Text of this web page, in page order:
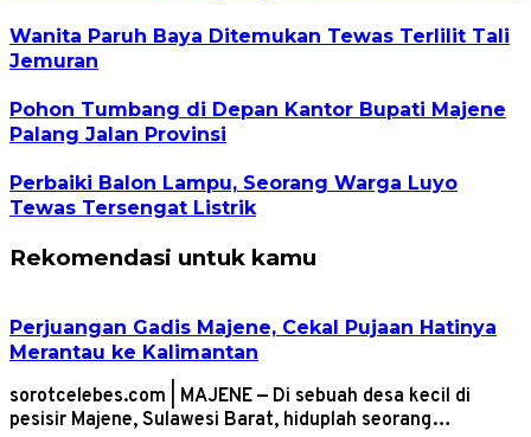
Wanita Paruh Baya Ditemukan Tewas Terlilit Tali
Jemuran
Pohon Tumbang di Depan Kantor Bupati Majene
Palang Jalan Provinsi
Perbaiki Balon Lampu, Seorang Warga Luyo
Tewas Tersengat Listrik
Rekomendasi untuk kamu
Perjuangan Gadis Majene, Cekal Pujaan Hatinya
Merantau ke Kalimantan
sorotcelebes.com | MAJENE — Di sebuah desa kecil di
pesisir Majene, Sulawesi Barat, hiduplah seorang…